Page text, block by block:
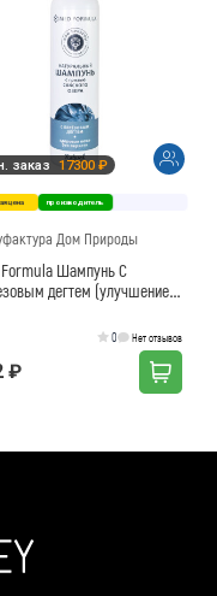
заказ 17300 ₽
цена производитель
Дом Природы
Formula Шампунь С
дегтем (улучшение
0 Нет отзывов
₽